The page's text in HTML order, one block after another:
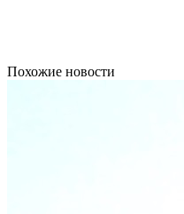
Похожие новости